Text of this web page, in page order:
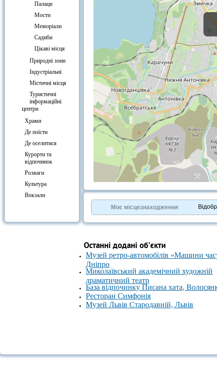
Палаци
Мости
Меморіали
Садиби
Цікаві місця
Природні зони
Індустріальні
Містичні місця
Туристичні
інформаційні
центри
Храми
Де поїсти
Де оселитися
Курорти та
відпочинок
Розваги
Культура
Вокзали
OpenStreetMapcontributors.
»
Моє місцезнаходження
Останні додані об'єкти
Музей ретро-автомобілів «Машини
Дніпро
Миколаївський академічний художній
драматичний театр
База відпочинку Писана хата,
Ресторан Симфонія
Музей Львів Стародавній, Львів